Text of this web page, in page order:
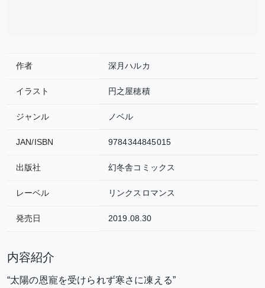
作者 深月ハルカ
イラスト 円之屋穂積
ジャンル ノベル
JAN/ISBN 9784344845015
出版社 幻冬舎コミックス
レーベル リンクスロマンス
発売日 2019.08.30
内容紹介
“太陽の恩寵を受けられず寒さに凍える”